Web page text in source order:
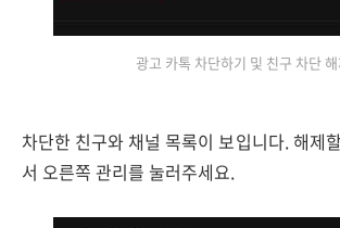
광고 카톡 차단하기 및 친구 차단
차단한 친구와 채널 목록이 보입니다. 해제
서 오른쪽 관리를 눌러주세요.